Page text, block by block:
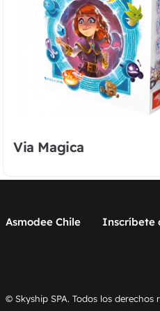
Via Magica
Asmodee Chile Inscríbete
© Skyship SPA. Todos los derechos